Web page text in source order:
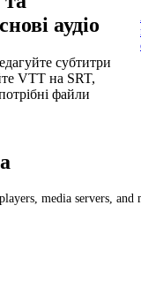
аудіо
субтитри
VTT на SRT,
файли
media servers,